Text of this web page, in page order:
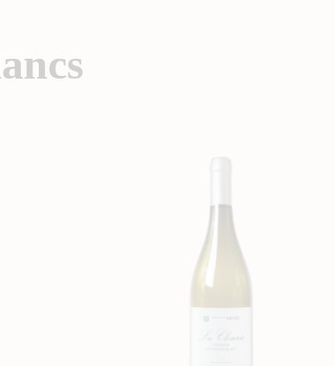
Closerie
Sauvignon
Blanc